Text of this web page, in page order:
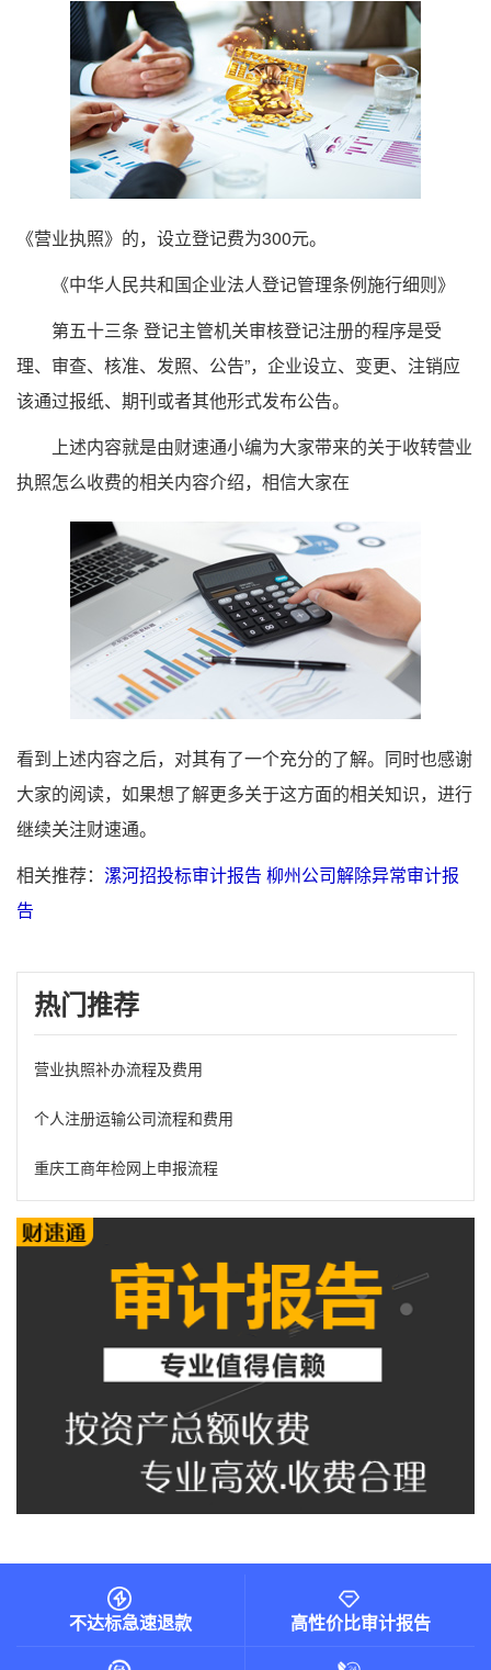
《营业执照》的，设立登记费为300元。
《中华人民共和国企业法人登记管理条例施行细则》
第五十三条 登记主管机关审核登记注册的程序是受
理、审查、核准、发照、公告”，企业设立、变更、注销应
该通过报纸、期刊或者其他形式发布公告。
上述内容就是由财速通小编为大家带来的关于收转营业
执照怎么收费的相关内容介绍，相信大家在
看到上述内容之后，对其有了一个充分的了解。同时也感谢
大家的阅读，如果想了解更多关于这方面的相关知识，进行
继续关注财速通。
相关推荐： 漯河招投标审计报告 柳州公司解除异常审计报
告
热门推荐
营业执照补办流程及费用
个人注册运输公司流程和费用
重庆工商年检网上申报流程
不达标急速退款 高性价比审计报告